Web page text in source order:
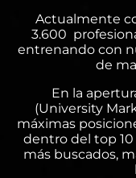
Actualmente
3.600
entrenando con
de
En la
(University
máximas
dentro del top
más buscados,